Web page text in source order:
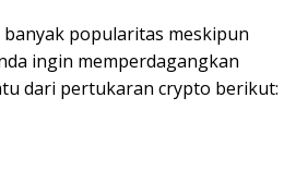
popularitas meskipun
ingin memperdagangkan
dari pertukaran crypto berikut: